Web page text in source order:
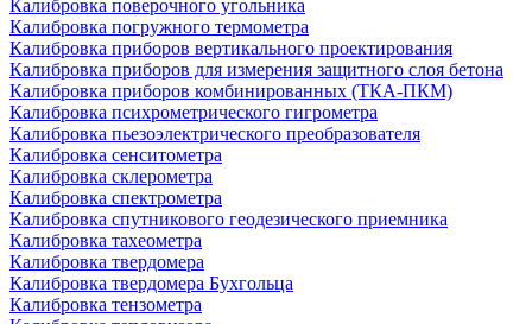
Калибровка поверочного угольника
Калибровка погружного термометра
Калибровка приборов вертикального проектирования
Калибровка приборов для измерения защитного слоя бетона
Калибровка приборов комбинированных (ТКА-ПКМ)
Калибровка психрометрического гигрометра
Калибровка пьезоэлектрического преобразователя
Калибровка сенситометра
Калибровка склерометра
Калибровка спектрометра
Калибровка спутникового геодезического приемника
Калибровка тахеометра
Калибровка твердомера
Калибровка твердомера Бухгольца
Калибровка тензометра